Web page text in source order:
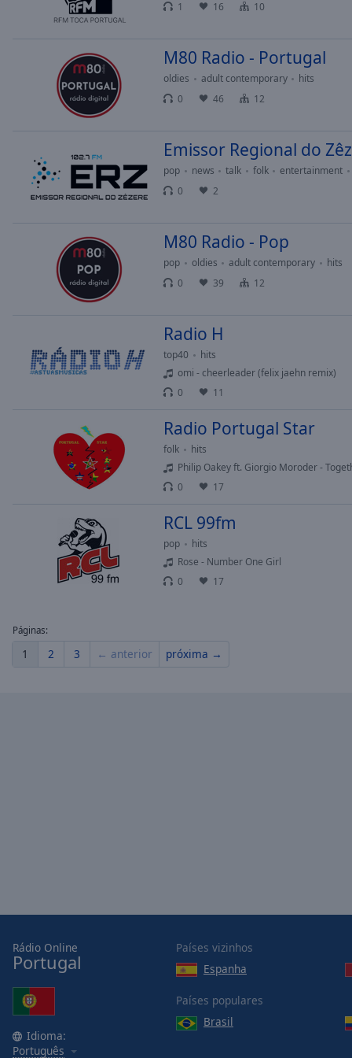
1
16 10
M80 Radio - Portugal
oldies adult contemporary
hits
0
46 12
Emissor Regional do
pop news talk folk entertainment
0
2
M80 Radio - Pop
pop oldies adult contemporary
hits
0
39 12
Radio H
top40
hits
omi - cheerleader (felix jaehn remix)
0
11
Radio Portugal Star
folk
hits
Philip Oakey ft. Giorgio Moroder -
0
17
RCL 99fm
pop
hits
Rose - Number One Girl
0
17
Páginas:
1 2 3 ← anterior próxima →
Rádio Online
Portugal
Idioma:
Português
Países vizinhos
Espanha
Países populares
Brasil